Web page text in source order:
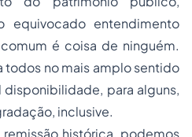
equivocado entendimento
é coisa de ninguém.
todos no mais amplo sentido
para alguns,
inclusive.
histórica, podemos